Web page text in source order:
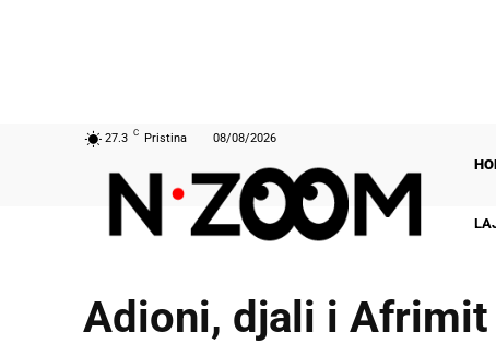
27.3 C Pristina 08/08/2026
Adioni, djali i Afrimit